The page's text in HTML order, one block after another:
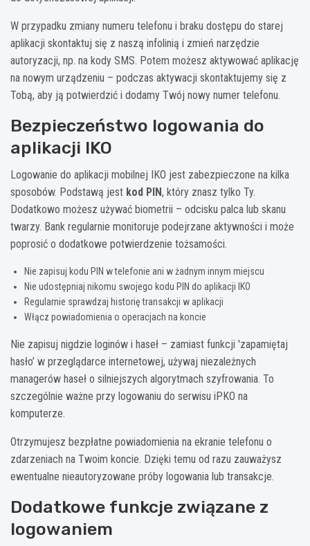
W przypadku zmiany numeru telefonu i braku dostępu do starej
aplikacji skontaktuj się z naszą infolinią i zmień narzędzie
autoryzacji, np. na kody SMS. Potem możesz aktywować aplikację
na nowym urządzeniu – podczas aktywacji skontaktujemy się z
Tobą, aby ją potwierdzić i dodamy Twój nowy numer telefonu.
Bezpieczeństwo logowania do
aplikacji IKO
Logowanie do aplikacji mobilnej IKO jest zabezpieczone na kilka
sposobów. Podstawą jest kod PIN, który znasz tylko Ty.
Dodatkowo możesz używać biometrii – odcisku palca lub skanu
twarzy. Bank regularnie monitoruje podejrzane aktywności i może
poprosić o dodatkowe potwierdzenie tożsamości.
Nie zapisuj kodu PIN w telefonie ani w żadnym innym miejscu
Nie udostępniaj nikomu swojego kodu PIN do aplikacji IKO
Regularnie sprawdzaj historię transakcji w aplikacji
Włącz powiadomienia o operacjach na koncie
Nie zapisuj nigdzie loginów i haseł – zamiast funkcji 'zapamiętaj
hasło’ w przeglądarce internetowej, używaj niezależnych
managerów haseł o silniejszych algorytmach szyfrowania. To
szczególnie ważne przy logowaniu do serwisu iPKO na
komputerze.
Otrzymujesz bezpłatne powiadomienia na ekranie telefonu o
zdarzeniach na Twoim koncie. Dzięki temu od razu zauważysz
ewentualne nieautoryzowane próby logowania lub transakcje.
Dodatkowe funkcje związane z
logowaniem